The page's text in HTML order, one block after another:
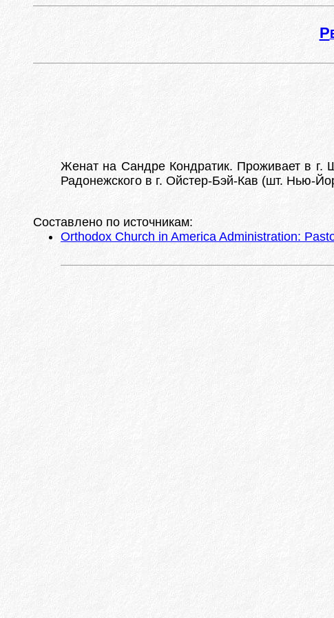
Р
Женат на Сандре Кондратик. Проживает в г.
Радонежского в г. Ойстер-Бэй-Кав (шт. Нью-
Составлено по источникам:
Orthodox Church in America Administration: